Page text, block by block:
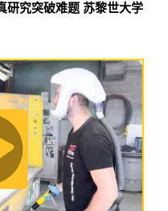
研究突破难题 苏黎世大学